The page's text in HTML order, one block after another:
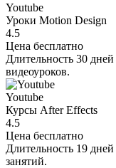
Youtube
Уроки Motion Design
4.5
Цена бесплатно
Длительность 30 дней
видеоуроков.
Youtube
Курсы After Effects
4.5
Цена бесплатно
Длительность 19 дней
занятий.